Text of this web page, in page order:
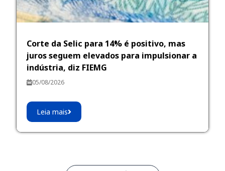
Corte da Selic para 14% é positivo, mas
juros seguem elevados para impulsionar a
indústria, diz FIEMG
05/08/2026
Leia mais